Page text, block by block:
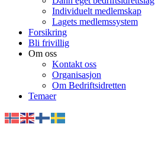
Individuelt medlemskap
Lagets medlemssystem
Forsikring
Bli frivillig
Om oss
Kontakt oss
Organisasjon
Om Bedriftsidretten
Temaer